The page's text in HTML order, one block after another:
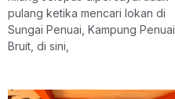
pulang ketika mencari lokan di
Sungai Penuai, Kampung Penuai
Bruit, di sini,